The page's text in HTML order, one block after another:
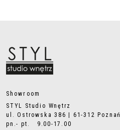
Showroom
STYL Studio Wnętrz
ul. Ostrowska 386 | 61-312 Poznań
pn.- pt. 9.00-17.00